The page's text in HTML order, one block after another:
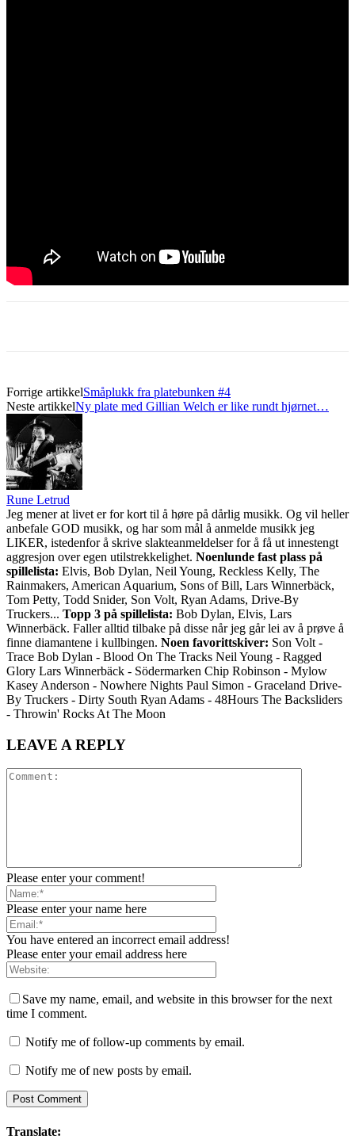
Forrige artikkelSmåplukk fra platebunken #4
Neste artikkelNy plate med Gillian Welch er like rundt hjørnet…
Rune Letrud
Jeg mener at livet er for kort til å høre på dårlig musikk. Og vil heller
anbefale GOD musikk, og har som mål å anmelde musikk jeg
LIKER, istedenfor å skrive slakteanmeldelser for å få ut innestengt
aggresjon over egen utilstrekkelighet. Noenlunde fast plass på
spillelista: Elvis, Bob Dylan, Neil Young, Reckless Kelly, The
Rainmakers, American Aquarium, Sons of Bill, Lars Winnerbäck,
Tom Petty, Todd Snider, Son Volt, Ryan Adams, Drive-By
Truckers... Topp 3 på spillelista: Bob Dylan, Elvis, Lars
Winnerbäck. Faller alltid tilbake på disse når jeg går lei av å prøve å
finne diamantene i kullbingen. Noen favorittskiver: Son Volt -
Trace Bob Dylan - Blood On The Tracks Neil Young - Ragged
Glory Lars Winnerbäck - Södermarken Chip Robinson - Mylow
Kasey Anderson - Nowhere Nights Paul Simon - Graceland Drive-
By Truckers - Dirty South Ryan Adams - 48Hours The Backsliders
- Throwin' Rocks At The Moon
LEAVE A REPLY
Please enter your comment!
Please enter your name here
You have entered an incorrect email address!
Please enter your email address here
Save my name, email, and website in this browser for the next
time I comment.
Notify me of follow-up comments by email.
Notify me of new posts by email.
Translate: